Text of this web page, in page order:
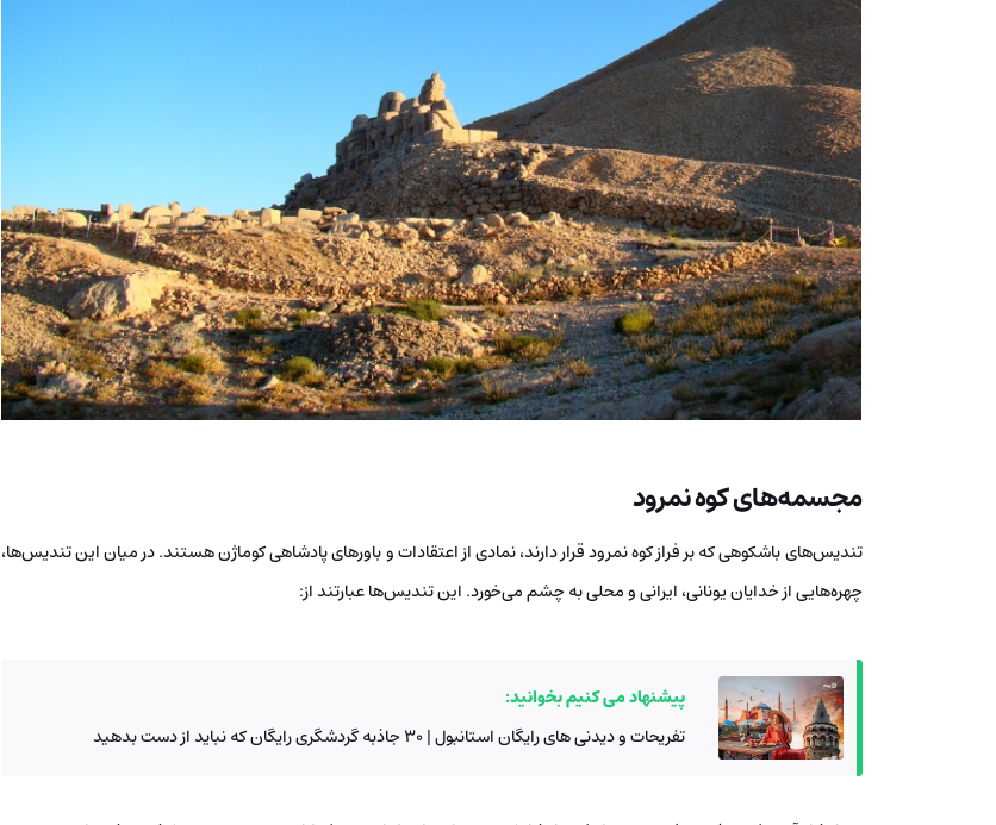
مجسمه‌های کوه نمرود
تندیس‌های باشکوهی که بر فراز کوه نمرود قرار دارند، نمادی از اعتقادات و باورهای پادشاهی کوماژن هستند. در میان این تندیس‌ها،
چهره‌هایی از خدایان یونانی، ایرانی و محلی به چشم می‌خورد. این تندیس‌ها عبارتند از:
پیشنهاد می کنیم بخوانید:
تفریحات و دیدنی های رایگان استانبول | 30 جاذبه گردشگری رایگان که نباید از دست بدهید